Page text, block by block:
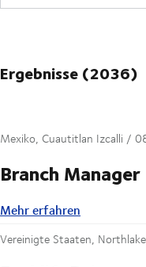
Ergebnisse (2036)
Mexiko, Cuautitlan Izcalli /
Branch Manager
Mehr erfahren
Mehr erfahren
Vereinigte Staaten,